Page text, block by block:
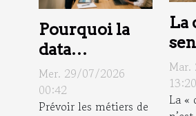
Pourquoi la
data
révolutionne
la gestion
prévisionnelle
Mer. 29/07/2026
00:42
Prévoir les métiers de
La
13:20
La «